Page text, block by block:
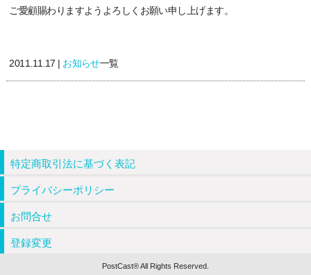
ご愛顧賜わりますようよろしくお願い申し上げます。
2011.11.17 | お知らせ一覧
特定商取引法に基づく表記
プライバシーポリシー
お問合せ
登録変更
PostCast® All Rights Reserved.